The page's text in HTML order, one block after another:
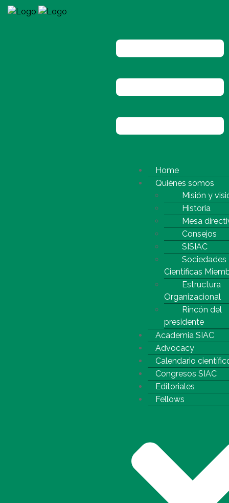
Home
Quiénes somos
Misión y
Historia
Mesa
Consejos
SISIAC
Sociedades
Científicas
Estructura
Organizacional
Rincón del
presidente
Academia SIAC
Advocacy
Calendario
Congresos SIAC
Editoriales
Fellows